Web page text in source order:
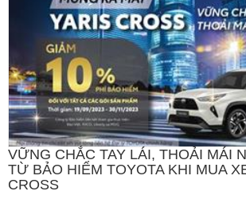
VỮNG CHẮC TAY LÁI, THOẢI MÁI
TỪ BẢO HIỂM TOYOTA KHI MUA
CROSS